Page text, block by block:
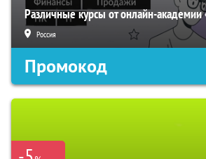
Различные курсы от онлайн-
Россия
Промокод